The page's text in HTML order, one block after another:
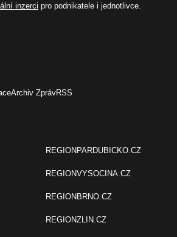
inzerci pro podnikatele i jednotlivce.
Archiv ZprávRSS
REGIONPARDUBICKO.CZ
REGIONVYSOCINA.CZ
REGIONBRNO.CZ
REGIONZLIN.CZ